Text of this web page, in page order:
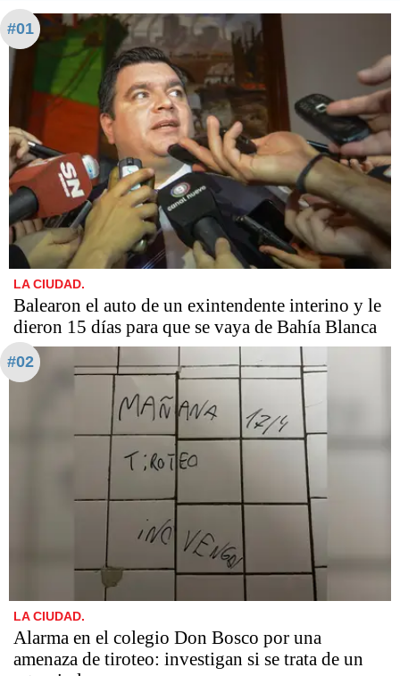
#01
LA CIUDAD.
Balearon el auto de un exintendente interino y le
dieron 15 días para que se vaya de Bahía Blanca
#02
LA CIUDAD.
Alarma en el colegio Don Bosco por una
amenaza de tiroteo: investigan si se trata de un